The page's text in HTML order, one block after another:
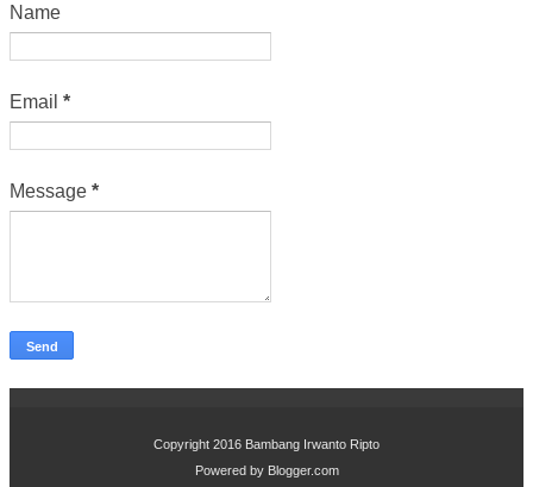
Name
Email *
Message *
Copyright 2016 Bambang Irwanto Ripto
Powered by Blogger.com